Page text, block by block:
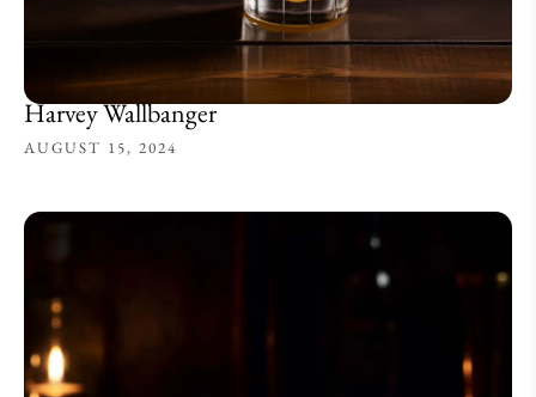
Harvey Wallbanger
AUGUST 15, 2024